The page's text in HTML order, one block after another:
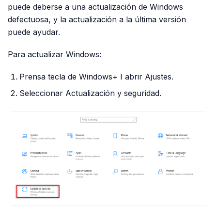
puede deberse a una actualización de Windows
defectuosa, y la actualización a la última versión
puede ayudar.
Para actualizar Windows:
Prensa tecla de Windows+ I abrir Ajustes.
Seleccionar Actualización y seguridad.